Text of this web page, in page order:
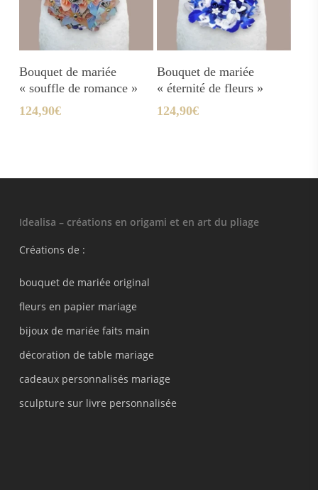
Ajouter Au Panier
Bouquet de mariée
« souffle de romance »
124,90€
Ajouter Au Panier
Bouquet de mariée
« éternité de fleurs »
124,90€
Idealisa – créations en origami et en art du pliage
Créations de :
bouquet de mariée original
fleurs en papier mariage
bijoux de mariée faits main
décoration de table mariage
cadeaux personnalisés mariage
sculpture sur livre personnalisée